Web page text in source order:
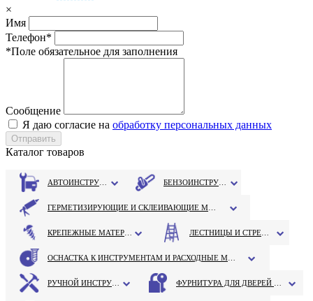
×
Имя
Телефон*
*Поле обязательное для заполнения
Сообщение
Я даю согласие на обработку персональных данных
Каталог товаров